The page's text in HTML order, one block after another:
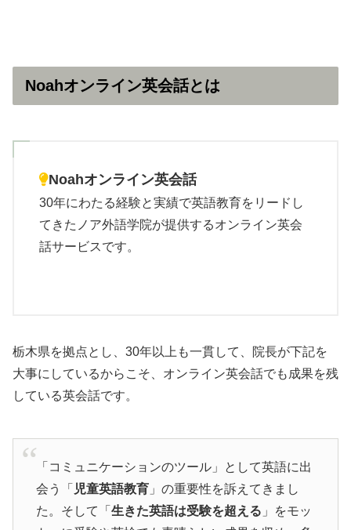
Noahオンライン英会話とは
Noahオンライン英会話
30年にわたる経験と実績で英語教育をリードし
てきたノア外語学院が提供するオンライン英会
話サービスです。
栃木県を拠点とし、30年以上も一貫して、院長が下記を
大事にしているからこそ、オンライン英会話でも成果を残
している英会話です。
「コミュニケーションのツール」として英語に出
会う「 児童英語教育」の重要性を訴えてきまし
た。そして「 生きた英語は受験を超える 」をモッ